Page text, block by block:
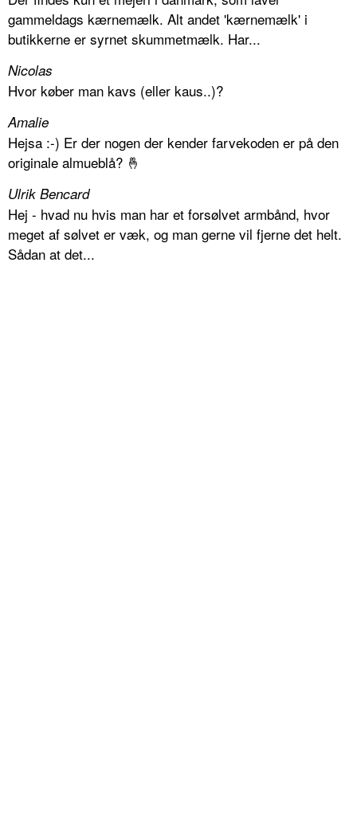
gammeldags kærnemælk. Alt andet 'kærnemælk' i
butikkerne er syrnet skummetmælk. Har...
Nicolas
Hvor køber man kavs (eller kaus..)?
Amalie
Hejsa :-) Er der nogen der kender farvekoden er på den
originale almueblå? 🤞
Ulrik Bencard
Hej - hvad nu hvis man har et forsølvet armbånd, hvor
meget af sølvet er væk, og man gerne vil fjerne det helt.
Sådan at det...